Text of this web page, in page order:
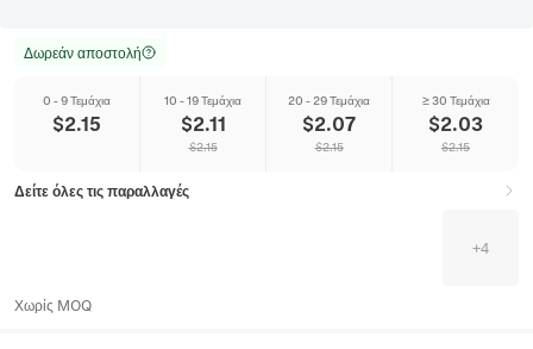
Δωρεάν αποστολή
0 - 9 Τεμάχια
$2.15
10 - 19 Τεμάχια
$2.11
$2.15
20 - 29 Τεμάχια
$2.07
$2.15
≥ 30 Τεμάχια
$2.03
$2.15
Δείτε όλες τις παραλλαγές
+4
Χωρίς MOQ